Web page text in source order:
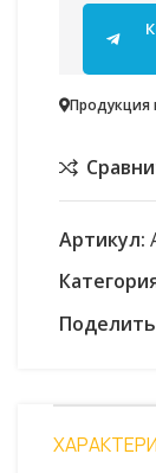
Продукция
Артикул: